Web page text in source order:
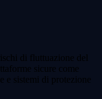
di fluttuazione del
sicure come
e sistemi di protezione